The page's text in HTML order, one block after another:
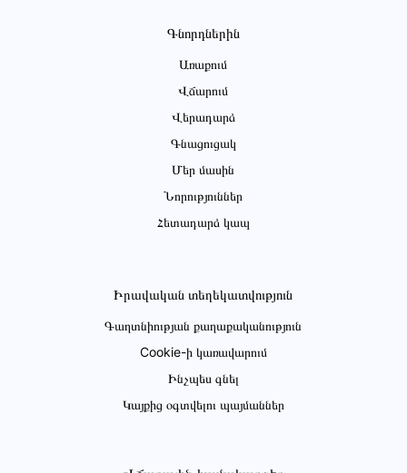
Գնորդներին
Առաքում
Վճարում
Վերադարձ
Գնացուցակ
Մեր մասին
Նորություններ
Հետադարձ կապ
Իրավական տեղեկատվություն
Գաղտնիության քաղաքականություն
Cookie-ի կառավարում
Ինչպես գնել
Կայքից օգտվելու պայմաններ